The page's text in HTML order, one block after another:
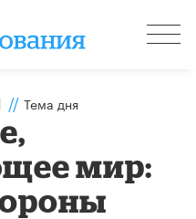
// Тема дня
мир: